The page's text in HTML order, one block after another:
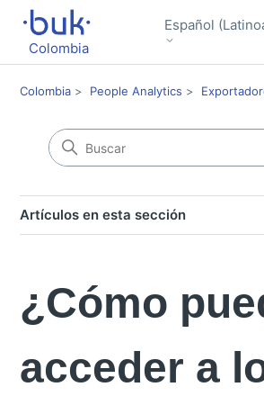
Colombia
Español
Colombia People Analytics
Artículos en esta sección
¿Cómo
acceder a